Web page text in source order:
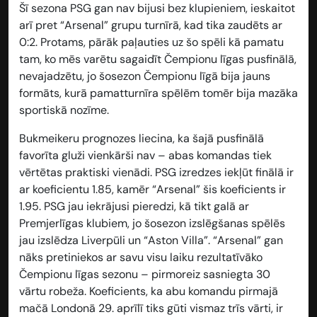
Šī sezona PSG gan nav bijusi bez klupieniem, ieskaitot
arī pret “Arsenal” grupu turnīrā, kad tika zaudēts ar
0:2. Protams, pārāk paļauties uz šo spēli kā pamatu
tam, ko mēs varētu sagaidīt Čempionu līgas pusfinālā,
nevajadzētu, jo šosezon Čempionu līgā bija jauns
formāts, kurā pamatturnīra spēlēm tomēr bija mazāka
sportiskā nozīme.
Bukmeikeru prognozes liecina, ka šajā pusfinālā
favorīta gluži vienkārši nav – abas komandas tiek
vērtētas praktiski vienādi. PSG izredzes iekļūt finālā ir
ar koeficientu 1.85, kamēr “Arsenal” šis koeficients ir
1.95. PSG jau iekrājusi pieredzi, kā tikt galā ar
Premjerlīgas klubiem, jo šosezon izslēgšanas spēlēs
jau izslēdza Liverpūli un “Aston Villa”. “Arsenal” gan
nāks pretiniekos ar savu visu laiku rezultatīvāko
Čempionu līgas sezonu – pirmoreiz sasniegta 30
vārtu robeža. Koeficients, ka abu komandu pirmajā
mačā Londonā 29. aprīlī tiks gūti vismaz trīs vārti, ir